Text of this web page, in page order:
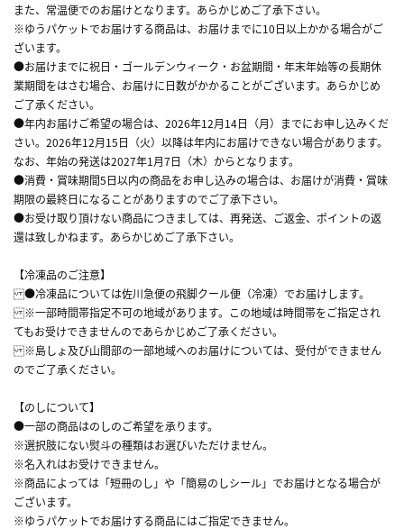
また、常温便でのお届けとなります。あらかじめご了承下さい。
※ゆうパケットでお届けする商品は、お届けまでに10日以上かかる場合がご
ざいます。
●お届けまでに祝日・ゴールデンウィーク・お盆期間・年末年始等の長期休
業期間をはさむ場合、お届けに日数がかかることがございます。あらかじめ
ご了承ください。
●年内お届けご希望の場合は、2026年12月14日（月）までにお申し込みくだ
さい。2026年12月15日（火）以降は年内にお届けできない場合があります。
なお、年始の発送は2027年1月7日（木）からとなります。
●消費・賞味期間5日以内の商品をお申し込みの場合は、お届けが消費・賞味
期限の最終日になることがありますのでご了承下さい。
●お受け取り頂けない商品につきましては、再発送、ご返金、ポイントの返
還は致しかねます。あらかじめご了承下さい。
【冷凍品のご注意】
●冷凍品については佐川急便の飛脚クール便（冷凍）でお届けします。
※一部時間帯指定不可の地域があります。この地域は時間帯をご指定され
てもお受けできませんのであらかじめご了承ください。
※島しょ及び山間部の一部地域へのお届けについては、受付ができません
のでご了承ください。
【のしについて】
●一部の商品はのしのご希望を承ります。
※選択肢にない熨斗の種類はお選びいただけません。
※名入れはお受けできません。
※商品によっては「短冊のし」や「簡易のしシール」でお届けとなる場合が
ございます。
※ゆうパケットでお届けする商品にはご指定できません。